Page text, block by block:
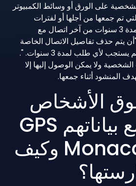
على الورق أو وسائط الكمبيوتر
تم جمعها من أجلها أو لفترات
الاحتفاظ القانونية، أي لمدة 3 سنوات من آخر اتصال مع
يتم حذف تفاصيل الاتصال الخاصة
بالعميل المحتمل الذي لم يستجب لأي طلب لمدة 3 سنوات. ".
الشخصية ولا يمكن الوصول إليها إلا
المنشود أثناء جمعها.
الأشخاص
الذين تجمع بياناتهم GPS
Monaco Group وكيف